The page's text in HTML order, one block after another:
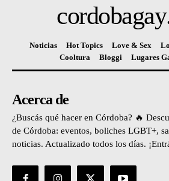
cordobagay
Noticias Hot Topics Love & Sex
Cooltura
Bloggi Lugares
Acerca de
¿Buscás qué hacer en Córdoba? 🔥
de Córdoba: eventos, boliches LGBT+,
noticias. Actualizado todos los días.